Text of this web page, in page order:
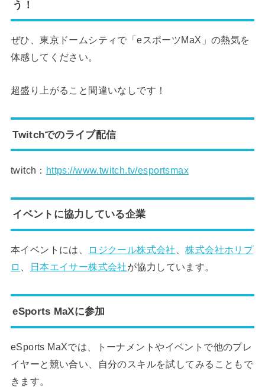
う！
ぜひ、東京ドームシティで「eスポーツMaX」の熱気を
体感してください。
超盛り上がること間違いなしです！
Twitchでのライブ配信
twitch： https://www.twitch.tv/esportsmax
イベントに協力している企業
本イベントには、 ロジクール株式会社 、株式会社ホリプ
ロ
日本エイサー株式会社が協力しています。
eSports MaXに参加
eSports MaXでは、トーナメントやイベントで他のプレ
イヤーと競い合い、自分のスキルを試してみることもで
きます。